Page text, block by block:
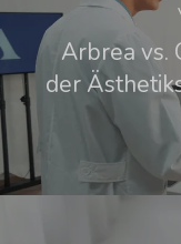
Arbrea vs.
der